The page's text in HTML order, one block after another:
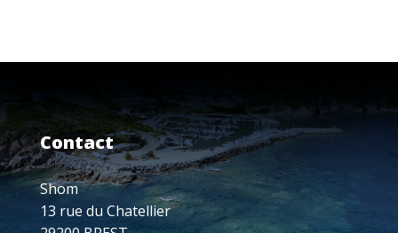
Contact
Shom
13 rue du Chatellier